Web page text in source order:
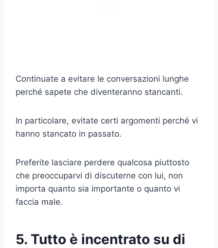
Continuate a evitare le conversazioni lunghe
perché sapete che diventeranno stancanti.
In particolare, evitate certi argomenti perché vi
hanno stancato in passato.
Preferite lasciare perdere qualcosa piuttosto
che preoccuparvi di discuterne con lui, non
importa quanto sia importante o quanto vi
faccia male.
5. Tutto è incentrato su di